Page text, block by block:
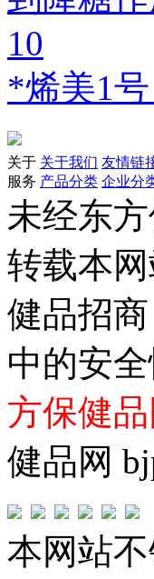
10
*烯美1
关于 关于我们 友情链
服务 产品分类 企业分
未经东
转载本
健品招
中的安
方保健
健品网
本网站